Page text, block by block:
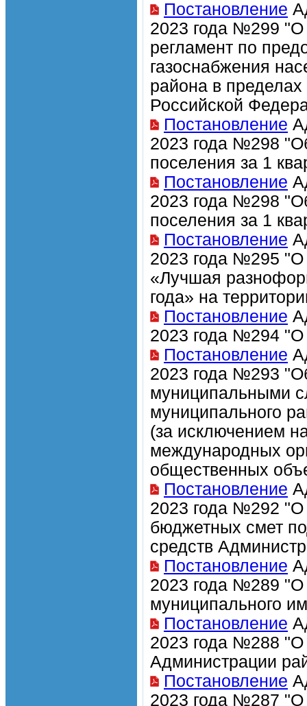
Постановление
2023 года №299 "О
регламент по
газоснабжения
района в
Российской
Постановление
2023 года №298
поселения за 1
Постановление
2023 года №298
поселения за 1
Постановление
2023 года №295 "О
«Лучшая
года» на
Постановление
2023 года №294 "О
Постановление
2023 года №293
муниципальными
муниципального
(за исключением
международных
общественных
Постановление
2023 года №292 "О
бюджетных смет
средств
Постановление
2023 года №289 "О
муниципального
Постановление
2023 года №288 "О
Администрации
Постановление
2023 года №287 "О